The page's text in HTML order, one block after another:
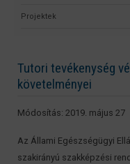
Projektek
Tutori tevékenység
követelményei
Módosítás: 2019. május 27
Az Állami Egészségügyi
szakirányú szakképzési